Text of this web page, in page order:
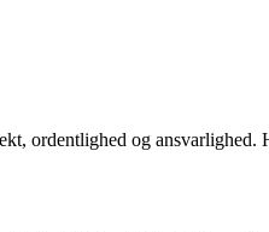
ordentlighed og